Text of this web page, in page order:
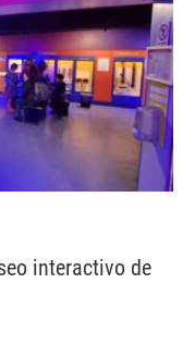
interactivo de